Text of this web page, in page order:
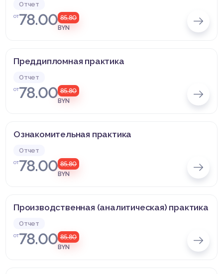
Отчет
от78.00 85,80
BYN
Преддипломная практика
Отчет
от78.00 85,80
BYN
Ознакомительная практика
Отчет
от78.00 85,80
BYN
Производственная (аналитическая) практика
Отчет
от78.00 85,80
BYN